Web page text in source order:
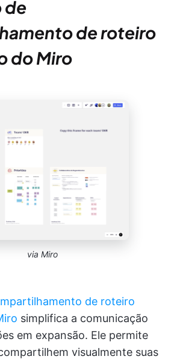
de
de roteiro
do Miro
via Miro
de roteiro
simplifica a comunicação
em expansão. Ele permite
visualmente suas